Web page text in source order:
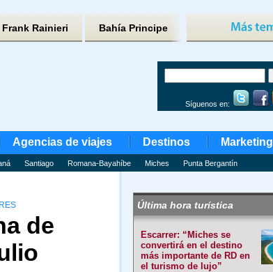
Frank Rainieri Bahía Principe
Síguenos en:
Agencias de viajes Destinos Marketing
Santiago Romana-Bayahíbe Miches Punta Bergantín
de
Última hora turística
Escarrer: “Miches se
convertirá en el destino
más importante de RD en
el turismo de lujo”